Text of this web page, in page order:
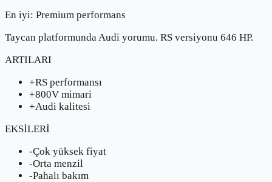
En iyi: Premium performans
Taycan platformunda Audi yorumu. RS versiyonu 646 HP.
ARTILARI
+RS performansı
+800V mimari
+Audi kalitesi
EKSİLERİ
-Çok yüksek fiyat
-Orta menzil
-Pahalı bakım